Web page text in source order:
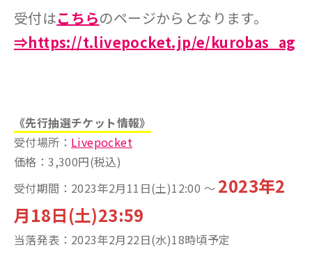
受付はこちらのページからとなります。
⇒https://t.livepocket.jp/e/kurobas_ag
《先行抽選チケット情報》
受付場所： Livepocket
価格：3,300円(税込)
受付期間：2023年2月11日(土)12:00 ～ 2023年2
月18日(土)23:59
当落発表：2023年2月22日(水)18時頃予定